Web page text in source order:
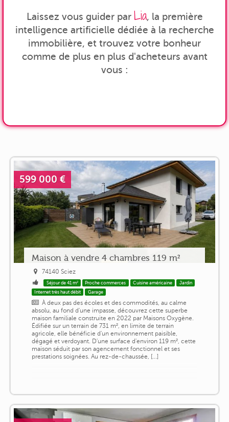
Laissez vous guider par Lia, la première
intelligence artificielle dédiée à la recherche
immobilière, et trouvez votre bonheur
comme de plus en plus d'acheteurs avant
vous :
599 000 €
Maison à vendre 4 chambres 119 m²
74140 Sciez
Séjour de 41 m² Proche commerces Cuisine américaine
Jardin
Internet très haut débit
Garage
À deux pas des écoles et des commodités, au calme
absolu, au fond d'une impasse, découvrez cette superbe
maison familiale construite en 2022 par Maisons Oxygène.
Édifiée sur un terrain de 731 m², en limite de terrain
agricole, elle bénéficie d'un environnement paisible,
dégagé et verdoyant. D'une surface d'environ 119 m², cette
maison séduit par son agencement fonctionnel et ses
prestations soignées. Au rez-de-chaussée, [...]